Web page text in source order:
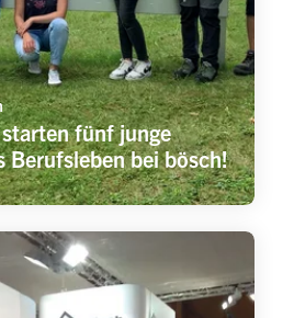
fünf junge
Berufsleben bei bösch!